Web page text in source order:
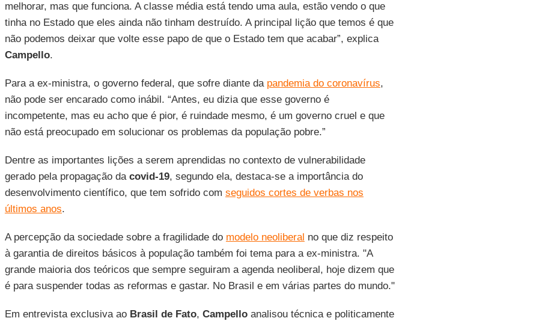
melhorar, mas que funciona. A classe média está tendo uma aula, estão vendo o que
tinha no Estado que eles ainda não tinham destruído. A principal lição que temos é que
não podemos deixar que volte esse papo de que o Estado tem que acabar”, explica
Campello.
Para a ex-ministra, o governo federal, que sofre diante da pandemia do coronavírus,
não pode ser encarado como inábil. “Antes, eu dizia que esse governo é
incompetente, mas eu acho que é pior, é ruindade mesmo, é um governo cruel e que
não está preocupado em solucionar os problemas da população pobre.”
Dentre as importantes lições a serem aprendidas no contexto de vulnerabilidade
gerado pela propagação dacovid-19, segundo ela, destaca-se a importância do
desenvolvimento científico, que tem sofrido com seguidos cortes de verbas nos
últimos anos.
A percepção da sociedade sobre a fragilidade do modelo neoliberal no que diz respeito
à garantia de direitos básicos à população também foi tema para a ex-ministra. "A
grande maioria dos teóricos que sempre seguiram a agenda neoliberal, hoje dizem que
é para suspender todas as reformas e gastar. No Brasil e em várias partes do mundo."
Em entrevista exclusiva ao Brasil de Fato, Campelloanalisou técnica e politicamente